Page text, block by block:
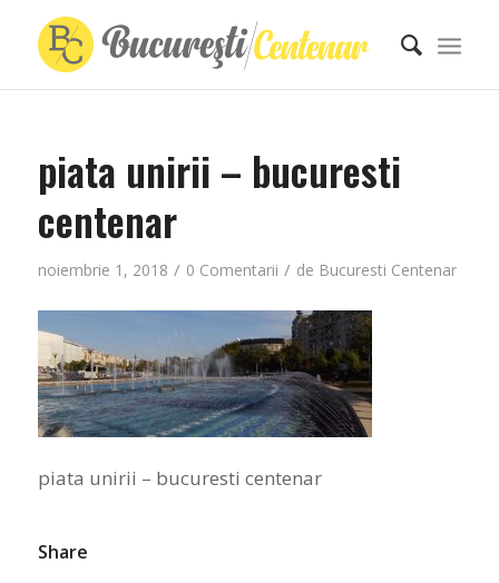
piata unirii – bucuresti
centenar
noiembrie 1, 2018 / 0 Comentarii / de Bucuresti Centenar
piata unirii – bucuresti centenar
Share